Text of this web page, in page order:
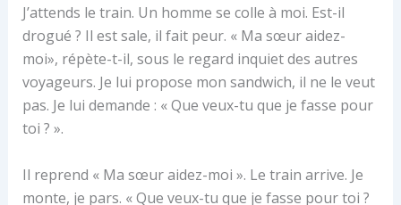
J’attends le train. Un homme se colle à moi. Est-il
drogué ? Il est sale, il fait peur. « Ma sœur aidez-
moi», répète-t-il, sous le regard inquiet des autres
voyageurs. Je lui propose mon sandwich, il ne le veut
pas. Je lui demande : « Que veux-tu que je fasse pour
toi ? ».
Il reprend « Ma sœur aidez-moi ». Le train arrive. Je
monte, je pars. « Que veux-tu que je fasse pour toi ?